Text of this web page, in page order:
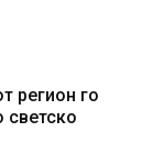
регион го
светско